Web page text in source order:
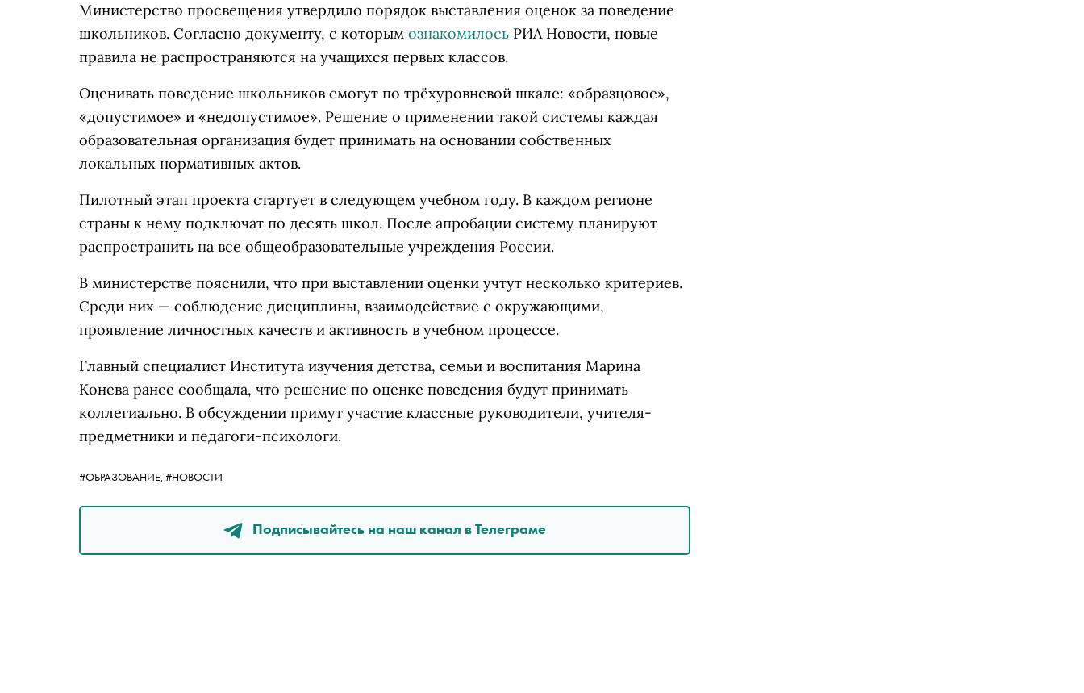
Министерство просвещения утвердило порядок выставления оценок за поведение
школьников. Согласно документу, с которым ознакомилось РИА Новости, новые
правила не распространяются на учащихся первых классов.
Оценивать поведение школьников смогут по трёхуровневой шкале: «образцовое»,
«допустимое» и «недопустимое». Решение о применении такой системы каждая
образовательная организация будет принимать на основании собственных
локальных нормативных актов.
Пилотный этап проекта стартует в следующем учебном году. В каждом регионе
страны к нему подключат по десять школ. После апробации систему планируют
распространить на все общеобразовательные учреждения России.
В министерстве пояснили, что при выставлении оценки учтут несколько критериев.
Среди них — соблюдение дисциплины, взаимодействие с окружающими,
проявление личностных качеств и активность в учебном процессе.
Главный специалист Института изучения детства, семьи и воспитания Марина
Конева ранее сообщала, что решение по оценке поведения будут принимать
коллегиально. В обсуждении примут участие классные руководители, учителя-
предметники и педагоги-психологи.
#ОБРАЗОВАНИЕ, #НОВОСТИ
Подписывайтесь на наш канал в Телеграме